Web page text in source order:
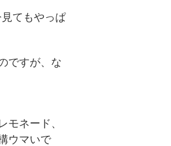
てもやっぱ
ですが、な
モネード、
ウマいで